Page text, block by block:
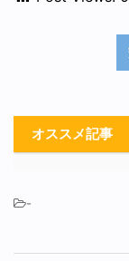
オススメ記事
-